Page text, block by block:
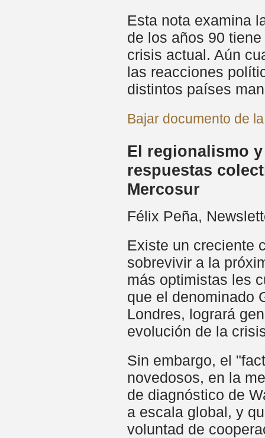
Esta nota examina
de los años 90
crisis actual. Aún
las reacciones
distintos países
Bajar documento de
El regionalismo
respuestas
Mercosur
Félix Peña,
Existe un creciente
sobrevivir a la
más optimistas les
que el denominado
Londres, logrará
evolución de la
Sin embargo, el
novedosos, en la
de diagnóstico de
a escala global, y
voluntad de